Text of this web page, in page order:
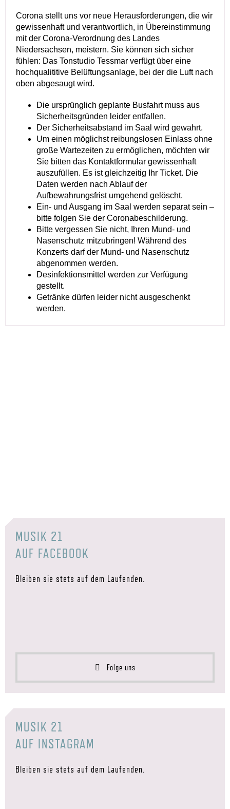
Corona stellt uns vor neue Herausforderungen, die wir
gewissenhaft und verantwortlich, in Übereinstimmung
mit der Corona-Verordnung des Landes
Niedersachsen, meistern. Sie können sich sicher
fühlen: Das Tonstudio Tessmar verfügt über eine
hochqualititive Belüftungsanlage, bei der die Luft nach
oben abgesaugt wird.
Die ursprünglich geplante Busfahrt muss aus
Sicherheitsgründen leider entfallen.
Der Sicherheitsabstand im Saal wird gewahrt.
Um einen möglichst reibungslosen Einlass ohne
große Wartezeiten zu ermöglichen, möchten wir
Sie bitten das Kontaktformular gewissenhaft
auszufüllen. Es ist gleichzeitig Ihr Ticket. Die
Daten werden nach Ablauf der
Aufbewahrungsfrist umgehend gelöscht.
Ein- und Ausgang im Saal werden separat sein –
bitte folgen Sie der Coronabeschilderung.
Bitte vergessen Sie nicht, Ihren Mund- und
Nasenschutz mitzubringen! Während des
Konzerts darf der Mund- und Nasenschutz
abgenommen werden.
Desinfektionsmittel werden zur Verfügung
gestellt.
Getränke dürfen leider nicht ausgeschenkt
werden.
MUSIK 21
AUF FACEBOOK
Bleiben sie stets auf dem Laufenden.
Folge uns
MUSIK 21
AUF INSTAGRAM
Bleiben sie stets auf dem Laufenden.